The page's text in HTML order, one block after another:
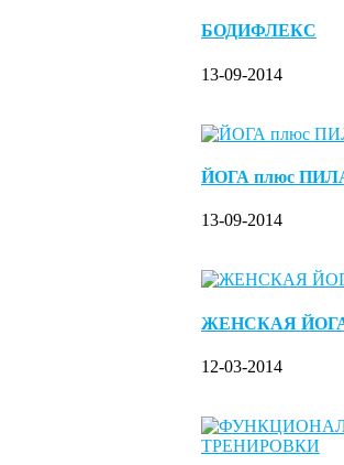
БОДИФЛЕКС
13-09-2014
ЙОГА плюс
13-09-2014
ЖЕНСКАЯ
12-03-2014